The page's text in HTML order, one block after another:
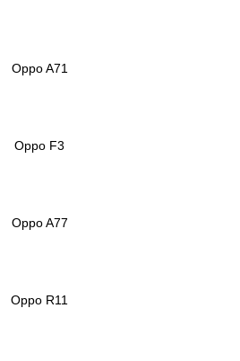
Oppo A71
Oppo F3
Oppo A77
Oppo R11